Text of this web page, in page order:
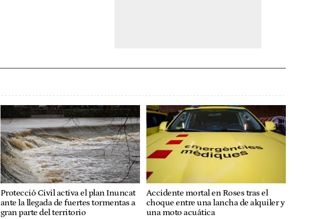
Protecció Civil activa el plan Inuncat
ante la llegada de fuertes tormentas a
gran parte del territorio
Accidente mortal en Roses tras el
choque entre una lancha de alquiler y
una moto acuática